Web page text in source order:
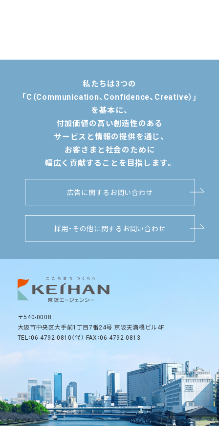
私たちは3つの
「C（Communication、Confidence、Creative）」
を基本に、
付加価値の高い創造性のある
サービスと情報の提供を通じ、
お客さまと社会のために
幅広く貢献することを目指します。
広告に関するお問い合わせ
採用・その他に関するお問い合わせ
〒540-0008
大阪市中央区大手前1丁目7番24号 京阪天満橋ビル4F
TEL：06-4792-0810（代） FAX：06-4792-0813